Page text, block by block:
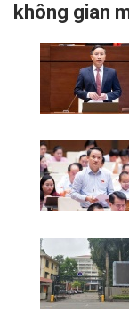
không gian